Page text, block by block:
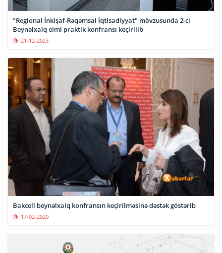
"Regional İnkişaf-Rəqəmsal İqtisadiyyat" mövzusunda 2-ci
Beynəlxalq elmi praktik konfransı keçirilib
21-12-2023
Bakcell beynəlxalq konfransın keçirilməsinə dəstək göstərib
17-02-2020